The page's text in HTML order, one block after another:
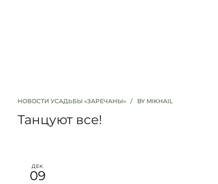
НОВОСТИ УСАДЬБЫ «ЗАРЕЧАНЫ» BY MIKHAIL
Танцуют все!
ДЕК
09